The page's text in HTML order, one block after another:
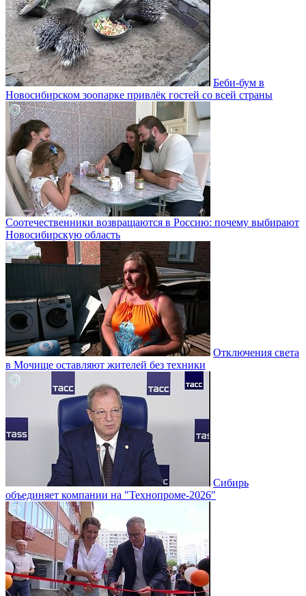
Беби-бум в
Новосибирском зоопарке привлёк гостей со всей страны
Соотечественники возвращаются в Россию: почему выбирают
Новосибирскую область
Отключения света
в Мочище оставляют жителей без техники
Сибирь
объединяет компании на "Технопроме-2026"